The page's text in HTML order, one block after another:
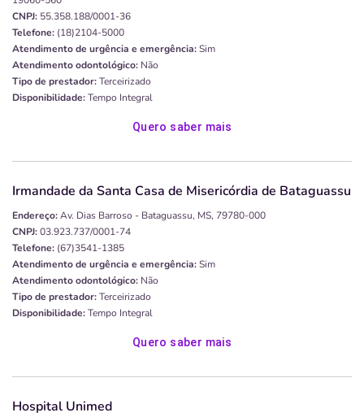
CNPJ: 55.358.188/0001-36
Telefone: (18)2104-5000
Atendimento de urgência e emergência:Sim
Atendimento odontológico: Não
Tipo de prestador:Terceirizado
Disponibilidade:Tempo Integral
Quero saber mais
Irmandade da Santa Casa de Misericórdia de Bataguassu
Endereço:Av. Dias Barroso - Bataguassu, MS, 79780-000
CNPJ:03.923.737/0001-74
Telefone: (67)3541-1385
Atendimento de urgência e emergência:Sim
Atendimento odontológico: Não
Tipo de prestador:Terceirizado
Disponibilidade:Tempo Integral
Quero saber mais
Hospital Unimed